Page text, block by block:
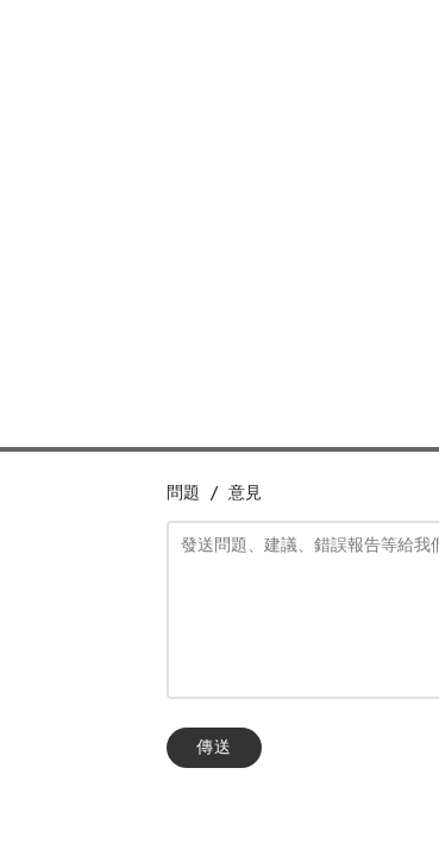
問題 / 意見